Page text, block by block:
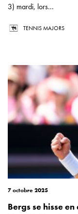
3) mardi, lors...
TENNIS MAJORS
7 octobre 2025
Bergs se hisse